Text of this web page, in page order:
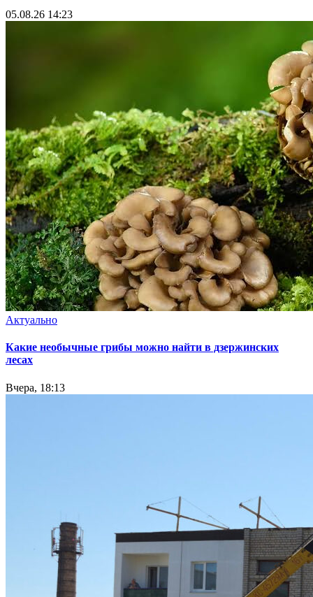
05.08.26 14:23
Актуально
Какие необычные грибы можно найти в дзержинских
лесах
Вчера, 18:13